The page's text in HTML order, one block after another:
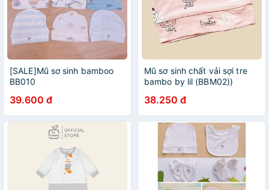
[SALE]Mũ sơ sinh bamboo
BB010
39.600 đ
Mũ sơ sinh chất vải sợi tre
bambo by lil (BBM02))
38.250 đ